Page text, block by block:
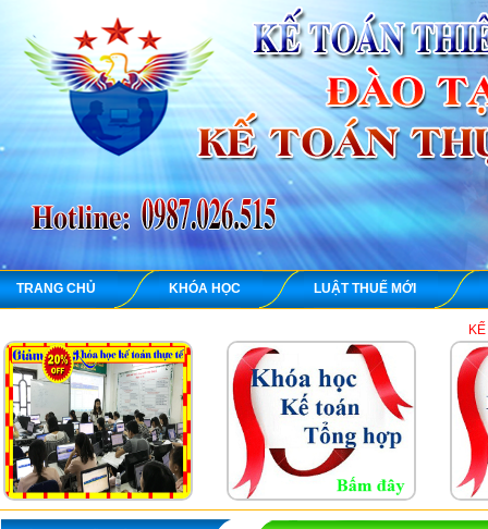
TRANG CHỦ KHÓA HỌC LUẬT THUẾ MỚI
KẾ TOÁN